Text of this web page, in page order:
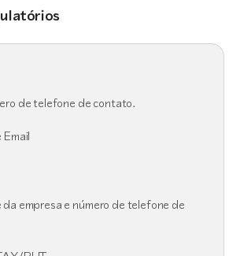
de telefone de contato.
da empresa e número de telefone de